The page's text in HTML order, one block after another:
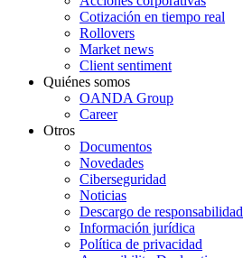
Cotización en tiempo real
Rollovers
Market news
Client sentiment
Quiénes somos
OANDA Group
Career
Otros
Documentos
Novedades
Ciberseguridad
Noticias
Descargo de responsabilidad
Información jurídica
Política de privacidad